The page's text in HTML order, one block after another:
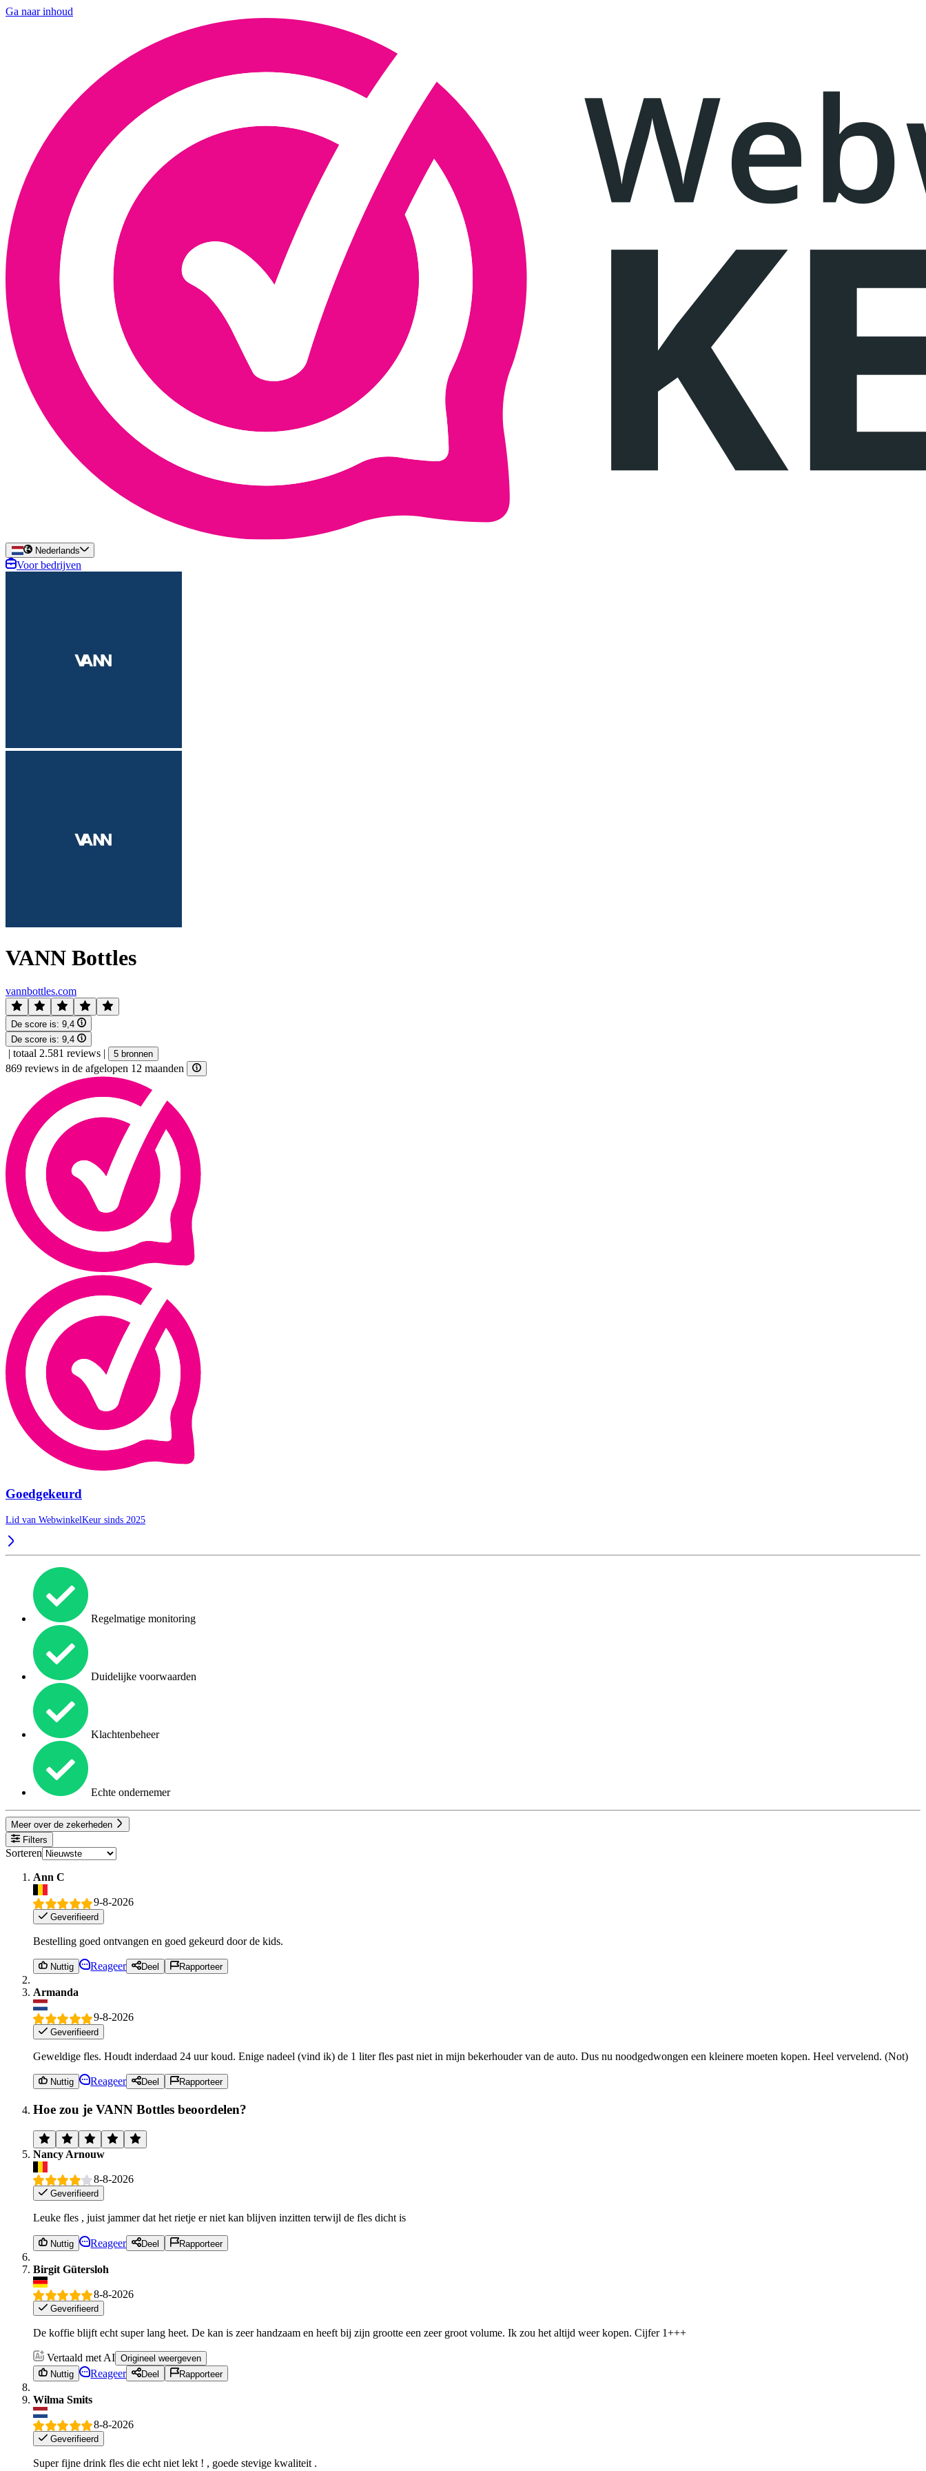
Ga naar inhoud
Nederlands
Voor bedrijven
VANN Bottles
vannbottles.com
De score is: 9,4
De score is: 9,4
| totaal 2.581 reviews | 5 bronnen
869 reviews in de afgelopen 12 maanden
Goedgekeurd
Lid van WebwinkelKeur sinds 2025
Regelmatige monitoring
Duidelijke voorwaarden
Klachtenbeheer
Echte ondernemer
Meer over de zekerheden
Filters
Sorteren
Ann C
9-8-2026
Geverifieerd
Bestelling goed ontvangen en goed gekeurd door de kids.
Nuttig Reageer Deel Rapporteer
Armanda
9-8-2026
Geverifieerd
Geweldige fles. Houdt inderdaad 24 uur koud. Enige nadeel (vind ik) de 1 liter fles past niet in mijn bekerhouder van de auto. Dus nu noodgedwongen een kleinere moeten kopen. Heel vervelend. (Not)
Nuttig Reageer Deel Rapporteer
Hoe zou je VANN Bottles beoordelen?
Nancy Arnouw
8-8-2026
Geverifieerd
Leuke fles , juist jammer dat het rietje er niet kan blijven inzitten terwijl de fles dicht is
Nuttig Reageer Deel Rapporteer
Birgit Gütersloh
8-8-2026
Geverifieerd
De koffie blijft echt super lang heet. De kan is zeer handzaam en heeft bij zijn grootte een zeer groot volume. Ik zou het altijd weer kopen. Cijfer 1+++
Vertaald met AI Origineel weergeven
Nuttig
Reageer Deel Rapporteer
Wilma Smits
8-8-2026
Geverifieerd
Super fijne drink fles die echt niet lekt ! , goede stevige kwaliteit .